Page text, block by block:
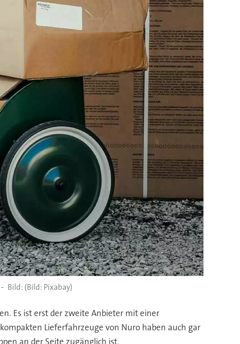
(Bild: Pixabay)
Es ist erst der zweite Anbieter mit einer
Lieferfahrzeuge von Nuro haben auch gar
an der Seite zugänglich ist.